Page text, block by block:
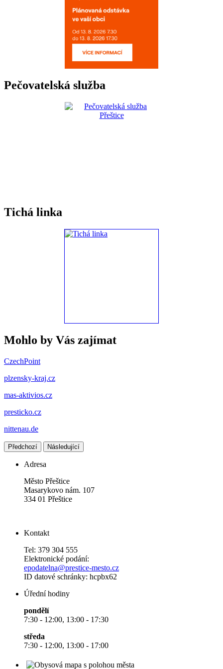
Pečovatelská služba
Tichá linka
Mohlo by Vás zajímat
CzechPoint
plzensky-kraj.cz
mas-aktivios.cz
presticko.cz
nittenau.de
Předchozí Následující
Adresa
Město Přeštice
Masarykovo nám. 107
334 01 Přeštice
Kontakt
Tel: 379 304 555
Elektronické podání:
epodatelna@prestice-mesto.cz
ID datové schránky: hcpbx62
Úřední hodiny
pondělí
7:30 - 12:00, 13:00 - 17:30
středa
7:30 - 12:00, 13:00 - 17:00